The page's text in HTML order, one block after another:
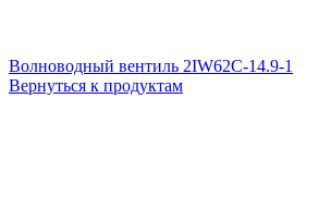
Волноводный вентиль 2IW62C-14.9-1
Вернуться к продуктам